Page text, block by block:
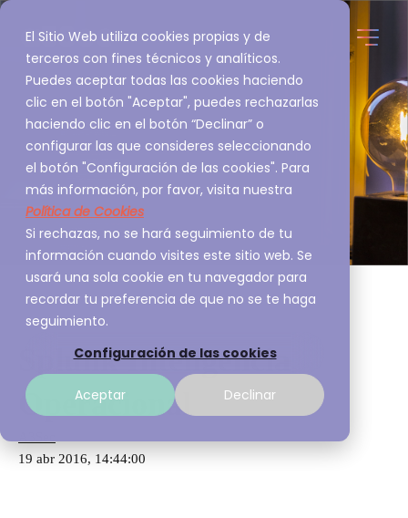
El Sitio Web utiliza cookies propias y de
terceros con fines técnicos y analíticos.
Puedes aceptar todas las cookies haciendo
clic en el botón "Aceptar", puedes rechazarlas
haciendo clic en el botón “Declinar” o
configurar las que consideres seleccionando
el botón "Configuración de las cookies". Para
más información, por favor, visita nuestra
Política de Cookies
Si rechazas, no se hará seguimiento de tu
información cuando visites este sitio web. Se
usará una sola cookie en tu navegador para
recordar tu preferencia de que no se te haga
seguimiento.
Configuración de las cookies
Aceptar Declinar
Splunk Inteligencia
Operacional
19 abr 2016, 14:44:00